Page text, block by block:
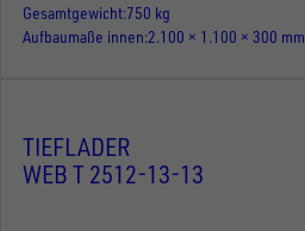
Gesamtgewicht 750 kg
Aufbaumaße innen 2.100 × 1.100 × 300 mm
TIEFLADER
WEB T 2512-13-13